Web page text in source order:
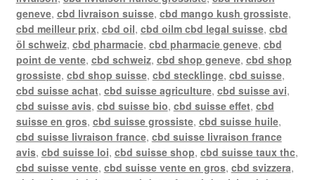
geneve, cbd livraison suisse, cbd mango kush grossiste,
cbd meilleur prix, cbd oil, cbd oilm cbd legal suisse, cbd
öl schweiz, cbd pharmacie, cbd pharmacie geneve, cbd
point de vente, cbd schweiz, cbd shop geneve, cbd shop
grossiste, cbd shop suisse, cbd stecklinge, cbd suisse,
cbd suisse achat, cbd suisse agriculture, cbd suisse avi,
cbd suisse avis, cbd suisse bio, cbd suisse effet, cbd
suisse en gros, cbd suisse grossiste, cbd suisse huile,
cbd suisse livraison france, cbd suisse livraison france
avis, cbd suisse loi, cbd suisse shop, cbd suisse taux thc,
cbd suisse vente, cbd suisse vente en gros, cbd svizzera,